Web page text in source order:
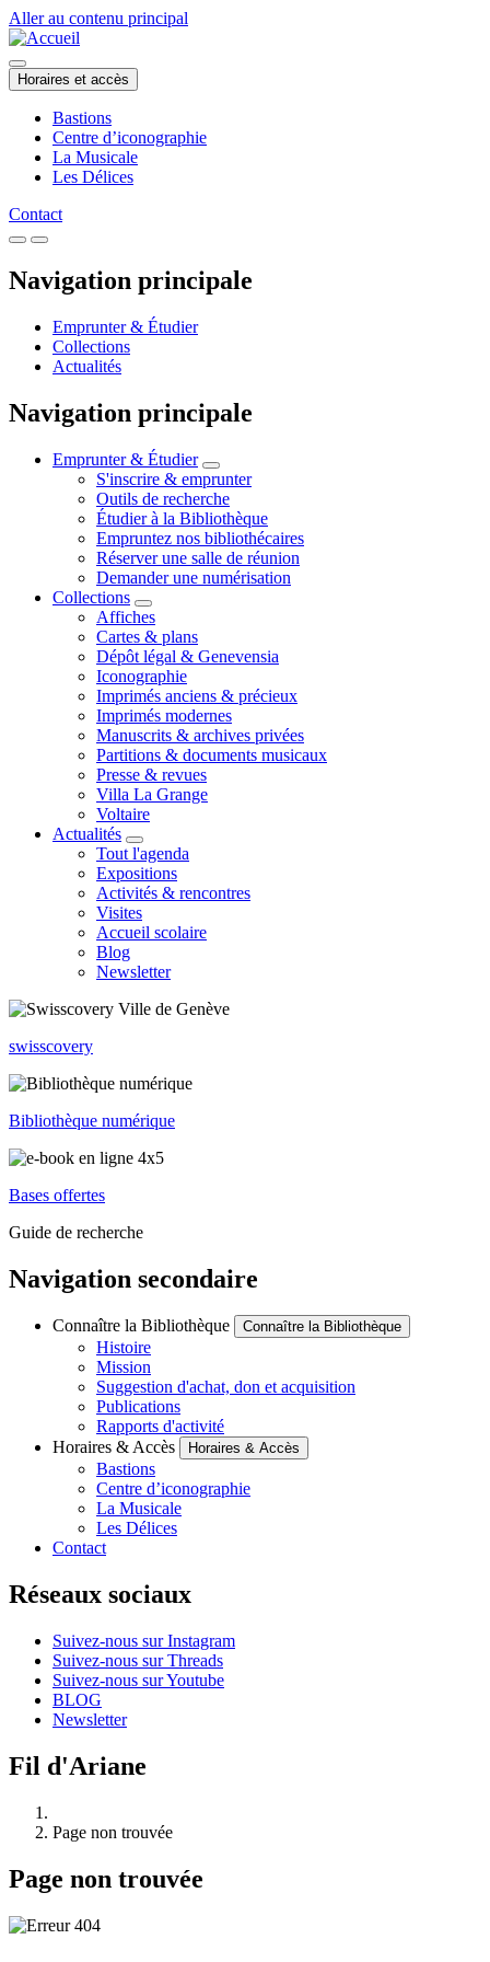
Aller au contenu principal
Horaires et accès
Bastions
Centre d’iconographie
La Musicale
Les Délices
Contact
Navigation principale
Emprunter & Étudier
Collections
Actualités
Navigation principale
Emprunter & Étudier
S'inscrire & emprunter
Outils de recherche
Étudier à la Bibliothèque
Empruntez nos bibliothécaires
Réserver une salle de réunion
Demander une numérisation
Collections
Affiches
Cartes & plans
Dépôt légal & Genevensia
Iconographie
Imprimés anciens & précieux
Imprimés modernes
Manuscrits & archives privées
Partitions & documents musicaux
Presse & revues
Villa La Grange
Voltaire
Actualités
Tout l'agenda
Expositions
Activités & rencontres
Visites
Accueil scolaire
Blog
Newsletter
swisscovery
Bibliothèque numérique
Bases offertes
Guide de recherche
Navigation secondaire
Connaître la Bibliothèque Connaître la Bibliothèque
Histoire
Mission
Suggestion d'achat, don et acquisition
Publications
Rapports d'activité
Horaires & Accès
Horaires & Accès
Bastions
Centre d’iconographie
La Musicale
Les Délices
Contact
Réseaux sociaux
Suivez-nous sur Instagram
Suivez-nous sur Threads
Suivez-nous sur Youtube
BLOG
Newsletter
Fil d'Ariane
Page non trouvée
Page non trouvée